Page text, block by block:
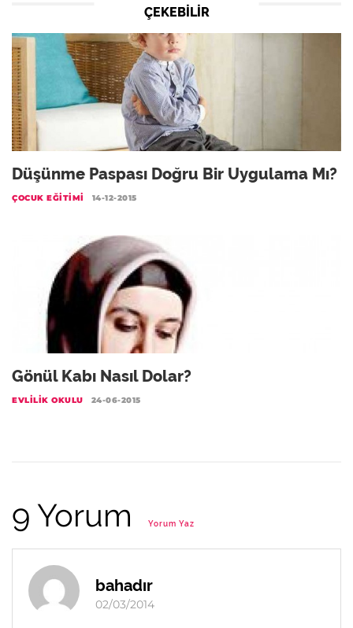
ÇEKEBILIR
Düşünme Paspası Doğru Bir Uygulama Mı?
ÇOCUK EĞITIMI 14-12-2015
Gönül Kabı Nasıl Dolar?
EVLILIK OKULU 24-06-2015
9 Yorum Yorum Yaz
bahadır
02/03/2014